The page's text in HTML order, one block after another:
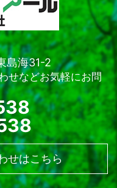
島海31-2
せなどお気軽にお問
せはこちら